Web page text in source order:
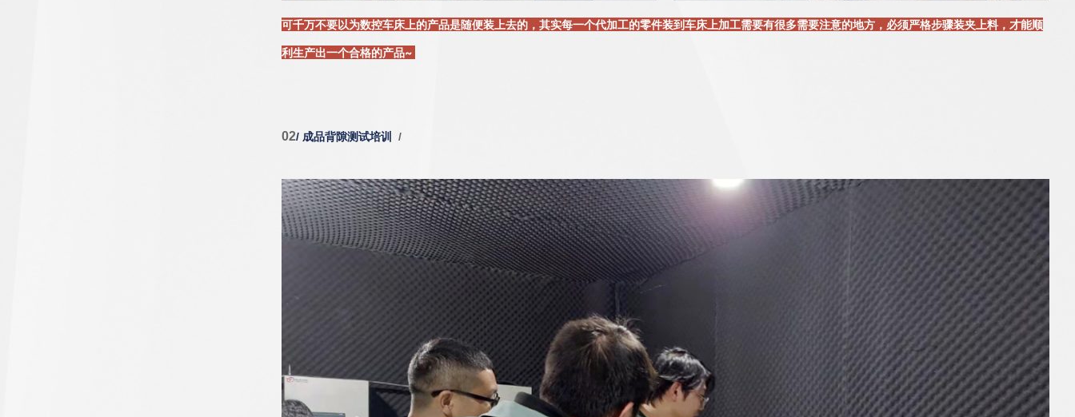
可千万不要以为数控车床上的产品是随便装上去的，其实每一个代加工的零件装到车床上加工需要有很多需要注意的地方，必须严格步骤装夹上料，才能顺
利生产出一个合格的产品~
02/ 成品背隙测试培训 /